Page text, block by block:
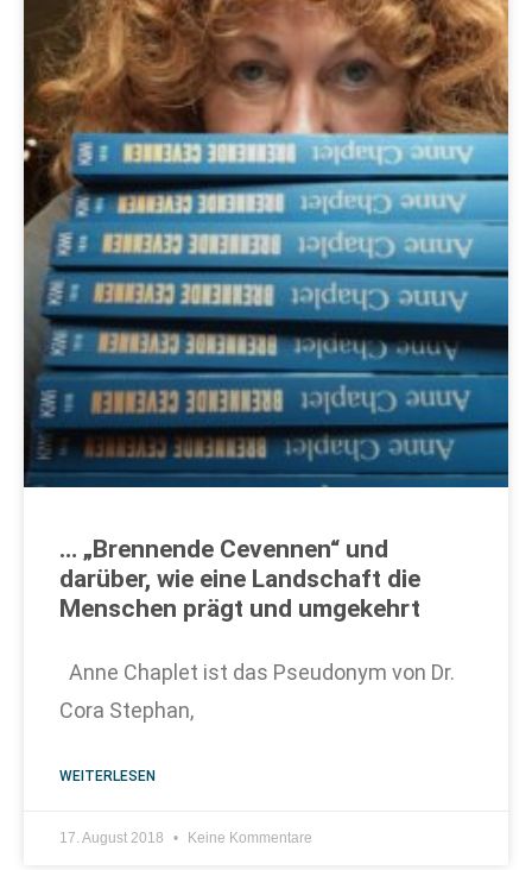
… „Brennende Cevennen“ und
darüber, wie eine Landschaft die
Menschen prägt und umgekehrt
Anne Chaplet ist das Pseudonym von Dr.
Cora Stephan,
WEITERLESEN
17. August 2018 Keine Kommentare